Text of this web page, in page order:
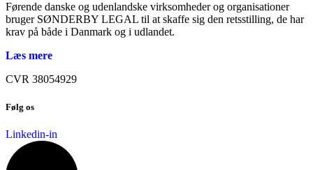
Førende danske og udenlandske virksomheder og organisationer
bruger SØNDERBY LEGAL til at skaffe sig den retsstilling, de har
krav på både i Danmark og i udlandet.
Læs mere
CVR 38054929
Følg os
Linkedin-in